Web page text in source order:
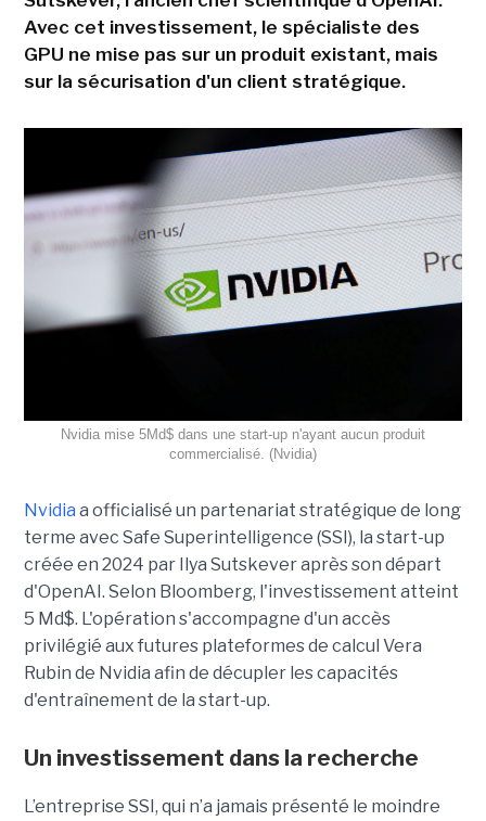
Avec cet investissement, le spécialiste des
GPU ne mise pas sur un produit existant, mais
sur la sécurisation d'un client stratégique.
Nvidia mise 5Md$ dans une start-up n'ayant aucun produit
commercialisé. (Nvidia)
Nvidia a officialisé un partenariat stratégique de long
terme avec Safe Superintelligence (SSI), la start-up
créée en 2024 par Ilya Sutskever après son départ
d'OpenAI. Selon Bloomberg, l'investissement atteint
5 Md$. L'opération s'accompagne d'un accès
privilégié aux futures plateformes de calcul Vera
Rubin de Nvidia afin de décupler les capacités
d'entraînement de la start-up.
Un investissement dans la recherche
L’entreprise SSI, qui n’a jamais présenté le moindre